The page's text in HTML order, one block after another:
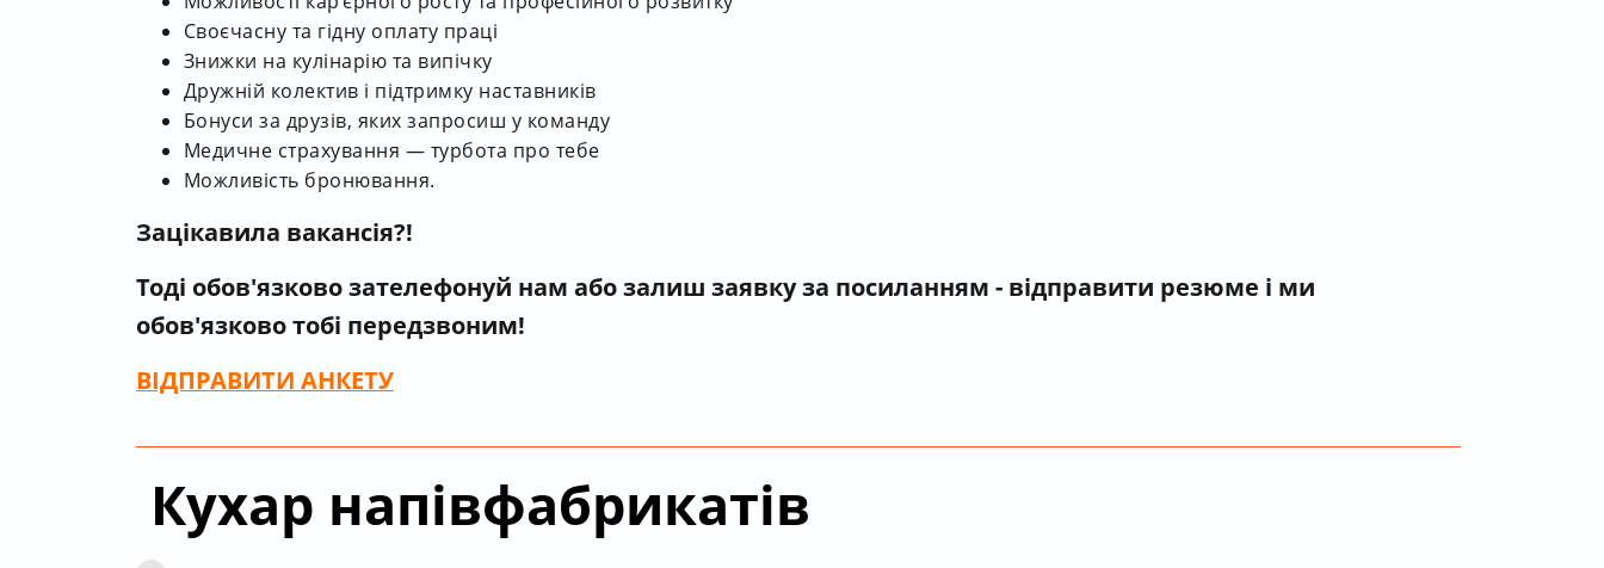
Своєчасну та гідну оплату праці
Знижки на кулінарію та випічку
Дружній колектив і підтримку наставників
Бонуси за друзів, яких запросиш у команду
Медичне страхування — турбота про тебе
Можливість бронювання.
Зацікавила вакансія?!
Тоді обов'язково зателефонуй нам або залиш заявку за посиланням - відправити резюме і ми
обов'язково тобі передзвоним!
ВІДПРАВИТИ АНКЕТУ
Кухар напівфабрикатів